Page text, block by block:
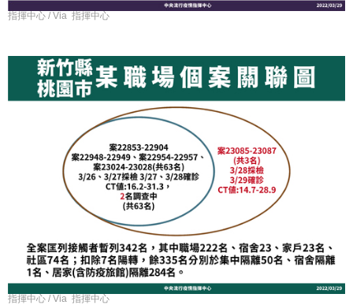
指揮中心 / Via 指揮中心
指揮中心 / Via 指揮中心